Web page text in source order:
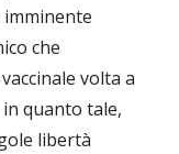
che
volta a
quanto tale,
libertà